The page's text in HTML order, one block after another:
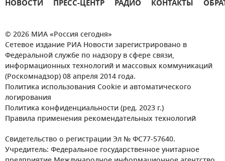
НОВОСТИ ПРЕСС-ЦЕНТР РАДИО КОНТАКТЫ
© 2026 МИА «Россия сегодня»
Сетевое издание РИА Новости зарегистрировано в
Федеральной службе по надзору в сфере связи,
информационных технологий и массовых коммуникаций
(Роскомнадзор) 08 апреля 2014 года.
Политика использования Cookie и автоматического
логирования
Политика конфиденциальности (ред. 2023 г.)
Правила применения рекомендательных технологий
Свидетельство о регистрации Эл № ФС77-57640.
Учредитель: Федеральное государственное унитарное